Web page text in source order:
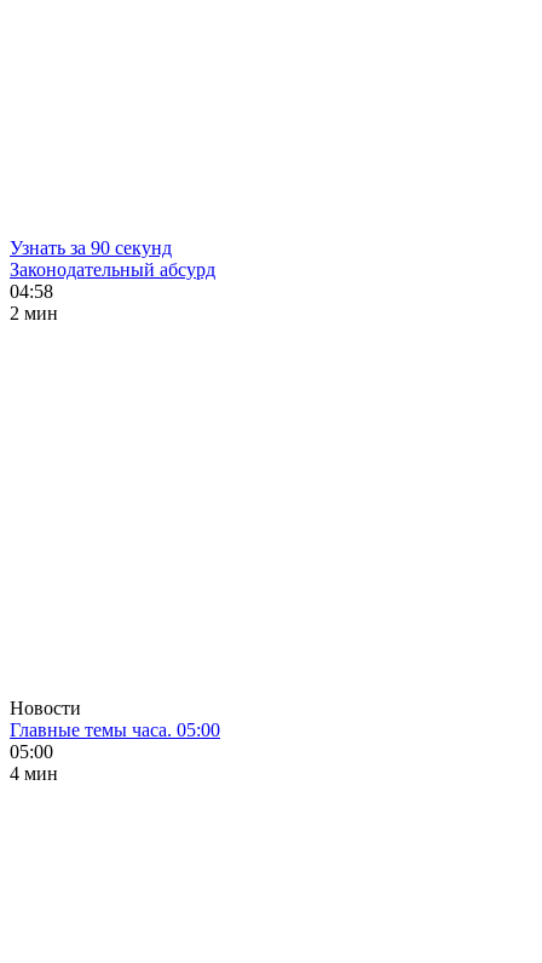
Узнать за 90 секунд
Законодательный абсурд
04:58
2 мин
Новости
Главные темы часа. 05:00
05:00
4 мин